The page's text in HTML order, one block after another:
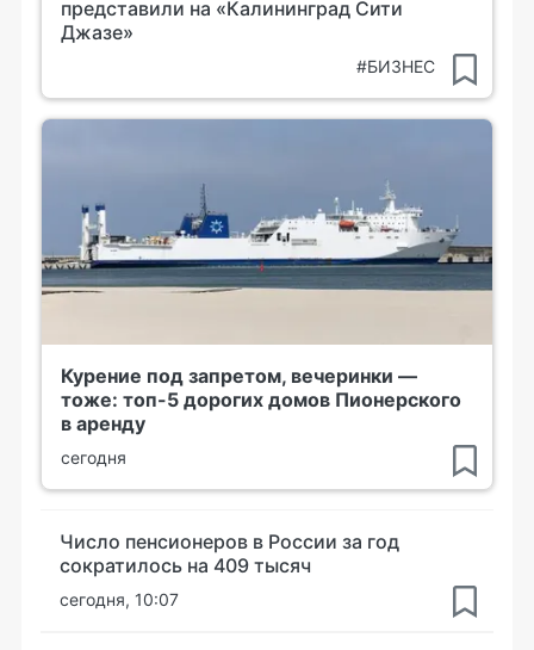
представили на «Калининград Сити
Джазе»
#БИЗНЕС
Курение под запретом, вечеринки —
тоже: топ-5 дорогих домов Пионерского
в аренду
сегодня
Число пенсионеров в России за год
сократилось на 409 тысяч
сегодня, 10:07